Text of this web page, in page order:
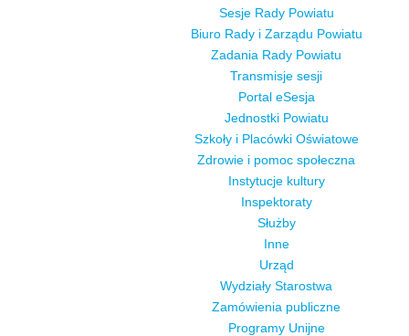
Sesje Rady Powiatu
Biuro Rady i Zarządu Powiatu
Zadania Rady Powiatu
Transmisje sesji
Portal eSesja
Jednostki Powiatu
Szkoły i Placówki Oświatowe
Zdrowie i pomoc społeczna
Instytucje kultury
Inspektoraty
Służby
Inne
Urząd
Wydziały Starostwa
Zamówienia publiczne
Programy Unijne